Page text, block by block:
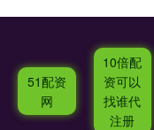
51配资
网
10倍配
资可以
找谁代
注册